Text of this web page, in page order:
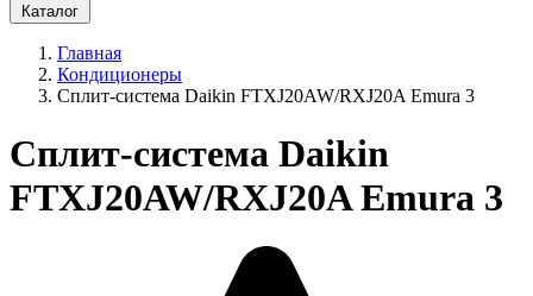
Каталог
Главная
Кондиционеры
Cплит-система Daikin FTXJ20AW/RXJ20A Emura 3
Cплит-система Daikin
FTXJ20AW/RXJ20A Emura 3